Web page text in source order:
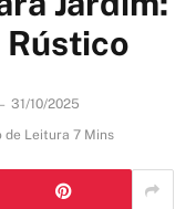
Rústico
31/10/2025
de Leitura 7 Mins